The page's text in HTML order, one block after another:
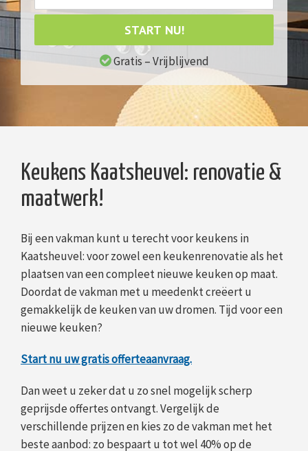
START NU!
Gratis – Vrijblijvend
Keukens Kaatsheuvel: renovatie &
maatwerk!
Bij een vakman kunt u terecht voor keukens in
Kaatsheuvel: voor zowel een keukenrenovatie als het
plaatsen van een compleet nieuwe keuken op maat.
Doordat de vakman met u meedenkt creëert u
gemakkelijk de keuken van uw dromen. Tijd voor een
nieuwe keuken?
Start nu uw gratis offerteaanvraag.
Dan weet u zeker dat u zo snel mogelijk scherp
geprijsde offertes ontvangt. Vergelijk de
verschillende prijzen en kies zo de vakman met het
beste aanbod: zo bespaart u tot wel 40% op de